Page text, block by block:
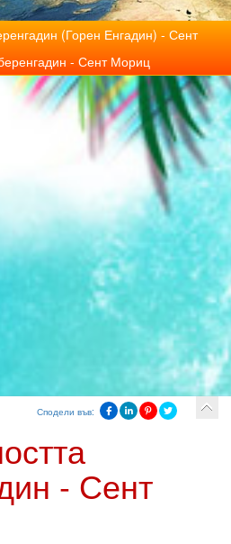
(Горен Енгадин) - Сент
- Сент Мориц
Сподели във:
- Сент